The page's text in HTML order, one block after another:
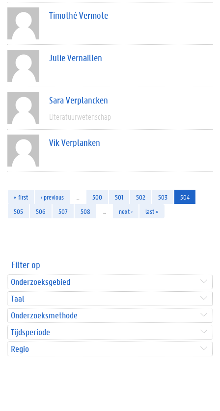
Timothé Vermote
Julie Vernaillen
Sara Verplancken
Literatuurwetenschap
Vik Verplanken
« first ‹ previous 500 501 502 503
504
505
506 507 508 next › last »
Filter op
Onderzoeksgebied
Taal
Onderzoeksmethode
Tijdsperiode
Regio